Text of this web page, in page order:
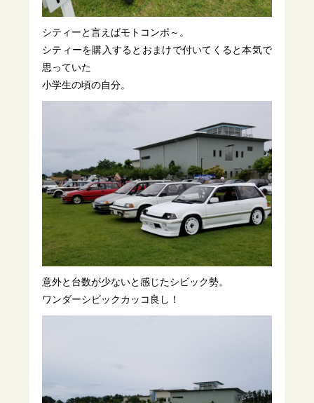
シティーと言えばモトコンポ～。
シティーを購入するとおまけで付いてくると本気で
思っていた
小学生の頃の自分。
意外と台数が少ないと感じたシビック勢。
ワンダーシビックカッコ良し！